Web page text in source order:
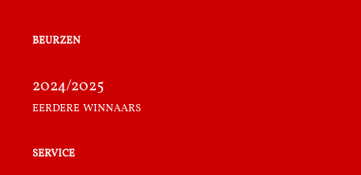
beurzen
2024/2025
eerdere winnaars
service